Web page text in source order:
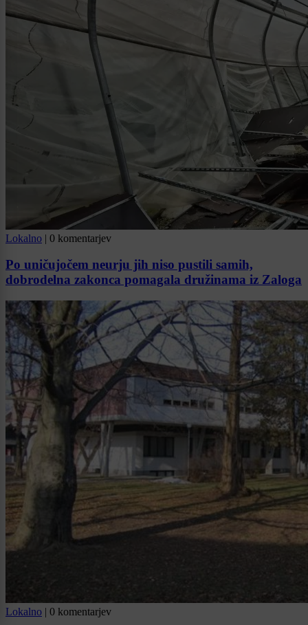
Lokalno | 0 komentarjev
Po uničujočem neurju jih niso pustili samih,
dobrodelna zakonca pomagala družinama iz Zaloga
Lokalno | 0 komentarjev